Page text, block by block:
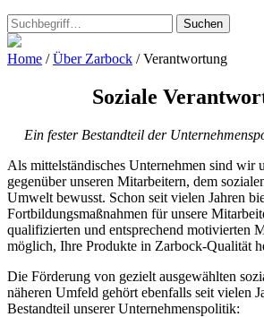
Suchen
Home /Über Zarbock /Verantwortung
Soziale
Ein fester Bestandteil der
Als mittelständisches Unternehmen sind wir
gegenüber unseren Mitarbeitern, dem
Umwelt bewusst. Schon seit vielen Jahren
Fortbildungsmaßnahmen für unsere
qualifizierten und entsprechend motivierten
möglich, Ihre Produkte in Zarbock-Qualität
Die Förderung von gezielt ausgewählten
näheren Umfeld gehört ebenfalls seit vielen
Bestandteil unserer Unternehmenspolitik: